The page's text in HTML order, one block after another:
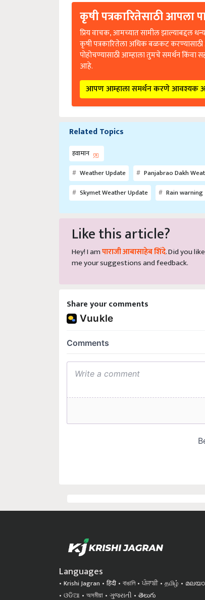
कृषी पत्रकारितेसाठी आपला
प्रिय वाचक, आमच्यात सामील झाल्याबद्दल
कृषी पत्रकारितेला अधिक बळकट
पोहोचण्यासाठी आम्हाला तुमचे समर्थन
आहे.
आपण आम्हाला समर्थन करणे आवश्यक
Related Topics
हवामान
Weather Update
Panjabrao Dakh
Skymet Weather Update
Rain warning
Like this article?
Hey! I am पाराजी आबासाहेब शिंदे . Did you
me your suggestions and feedback.
Share your comments
Languages
Krishi Jagran हिंदी বাঙালি ਪੰਜਾਬੀ தமிழ்
ଓଡିଆ
অসমীয়া ગુજરાતી తెలుగు